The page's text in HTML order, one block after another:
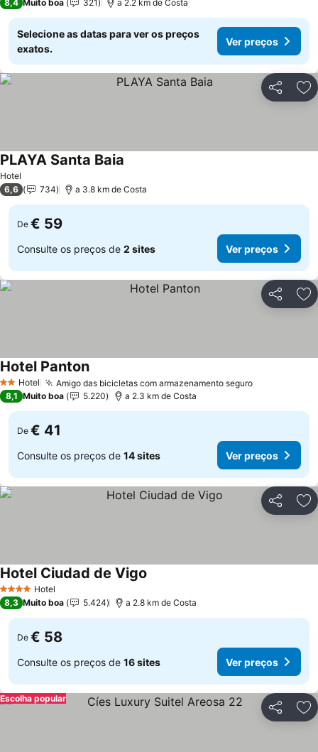
8,4 Muito boa 321 a 2.2 km de Costa
Selecione as datas para ver os preços
exatos.
Ver preços
Partilhar
Hotel
PLAYA Santa Baia
6,6 734 a 3.8 km de Costa
De € 59
Consulte os preços de 2 sites Ver preços
Partilhar
2 Estrelas
Hotel Amigo das bicicletas com armazenamento seguro
Hotel Panton
8,1 Muito boa 5.220 a 2.3 km de Costa
De € 41
Consulte os preços de 14 sites Ver preços
Partilhar
4 EstrelasHotel
Hotel Ciudad de Vigo
8,3 Muito boa 5.424 a 2.8 km de Costa
De € 58
Consulte os preços de 16 sites Ver preços
Partilhar
Escolha popular